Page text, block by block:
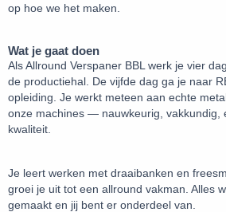
op hoe we het maken.
Wat je gaat doen
Als Allround Verspaner BBL werk je vier
de productiehal. De vijfde dag ga je naar
opleiding. Je werkt meteen aan echte
onze machines — nauwkeurig, vakkundig,
kwaliteit.
Je leert werken met draaibanken en
groei je uit tot een allround vakman. Alles
gemaakt en jij bent er onderdeel van.